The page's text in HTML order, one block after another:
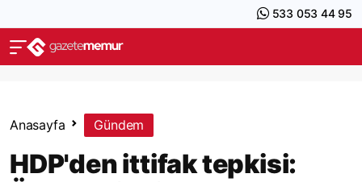
533 053 44 95
Anasayfa Gündem
HDP'den ittifak tepkisi: